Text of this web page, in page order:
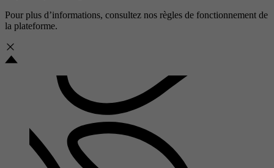
Pour plus d’informations, consultez nos règles de fonctionnement de
la plateforme.